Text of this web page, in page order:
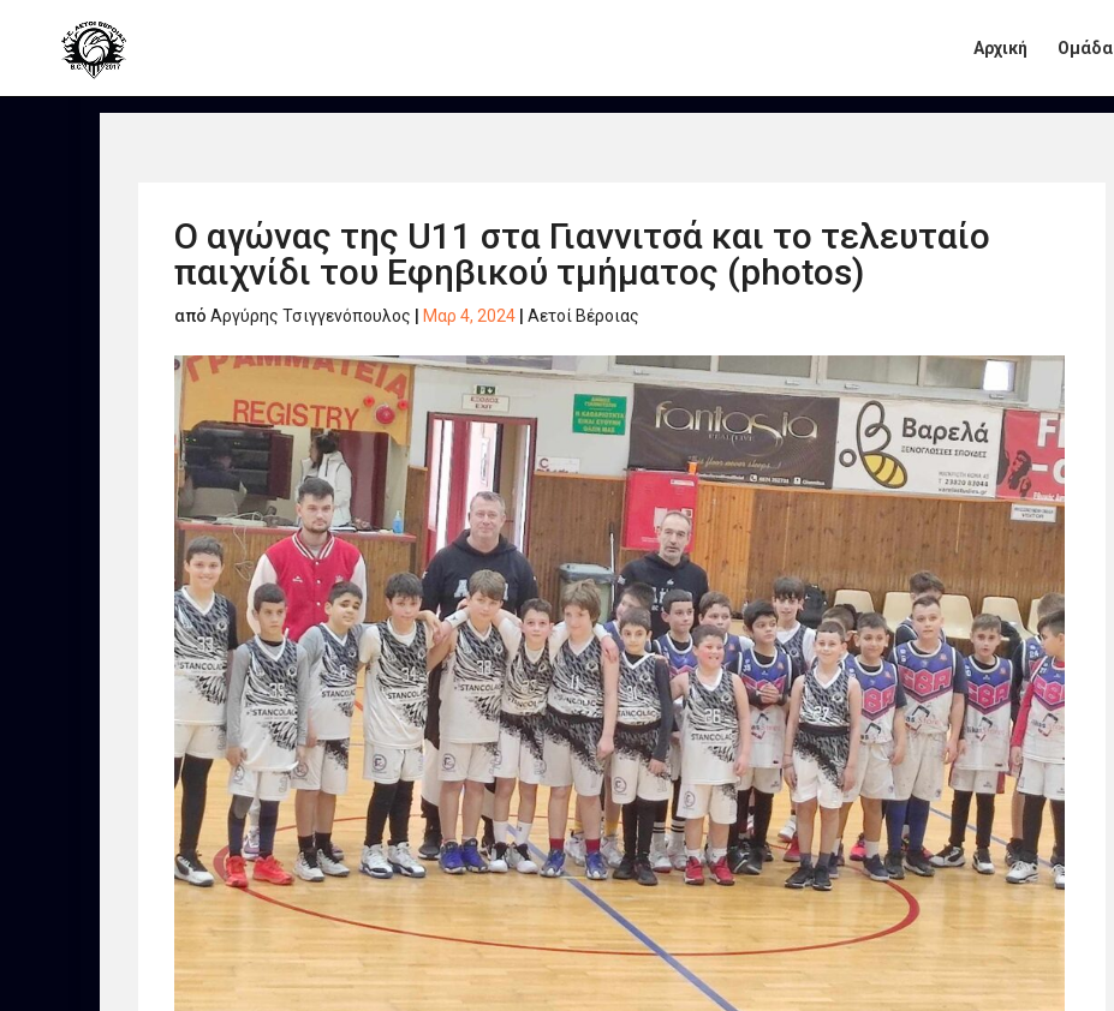
Αρχική Ομάδα
Ο αγώνας της U11 στα Γιαννιτσά και το τελευταίο
παιχνίδι του Εφηβικού τμήματος (photos)
απόΑργύρης Τσιγγενόπουλος Μαρ 4, 2024 |Αετοί Βέροιας